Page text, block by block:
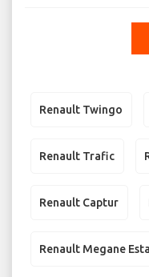
Renault Twingo
Renault Trafic
Renault Captur
Renault Megane